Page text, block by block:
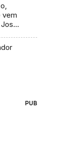
vem
PUB